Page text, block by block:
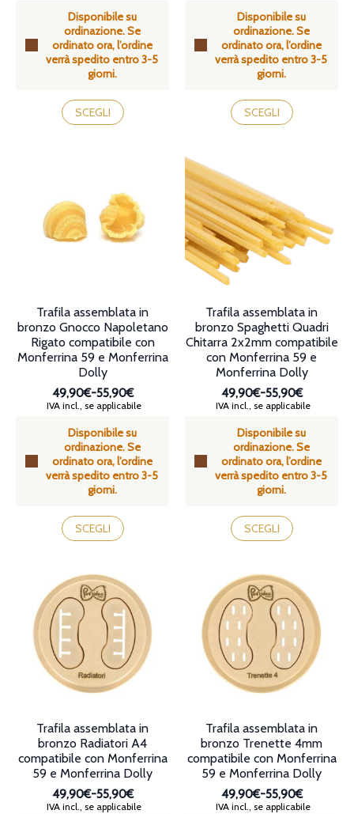
Disponibile su
ordinazione. Se
ordinato ora, l’ordine
verrà spedito entro 3-5
giorni.
prezzo:
da
49,90€
a
55,90€
SCEGLI
Questo
prodotto
ha
possono
essere
scelte
nella
Disponibile su
ordinazione. Se
ordinato ora, l’ordine
verrà spedito entro 3-5
giorni.
prezzo:
da
49,90€
a
55,90€
SCEGLI
Questo
prodotto
ha
opzioni
possono
essere
scelte
nella
pagina
del
Disponibile su
ordinazione. Se
ordinato ora, l’ordine
verrà spedito entro 3-5
giorni.
Trafila assemblata in
bronzo Gnocco Napoletano
Rigato compatibile con
Monferrina 59 e Monferrina
Dolly
49,90€-55,90€
Fascia
prezzo:
da
49,90€
a
55,90€
IVA incl., se applicabile
SCEGLI
Questo
prodotto
ha
varianti.
Le
opzioni
possono
essere
scelte
nella
pagina
del
Disponibile su
ordinazione. Se
ordinato ora, l’ordine
verrà spedito entro 3-5
giorni.
Trafila assemblata in
bronzo Spaghetti Quadri
Chitarra 2x2mm compatibile
con Monferrina 59 e
Monferrina Dolly
49,90€-55,90€
Fascia
prezzo:
da
49,90€
a
55,90€
IVA incl., se applicabile
SCEGLI
Questo
prodotto
ha
varianti.
Le
opzioni
possono
essere
scelte
nella
pagina
del
Trafila assemblata in
bronzo Radiatori A4
compatibile con Monferrina
59 e Monferrina Dolly
49,90€-55,90€
Fascia
IVA incl., se applicabile
Trafila assemblata in
bronzo Trenette 4mm
compatibile con Monferrina
59 e Monferrina Dolly
49,90€-55,90€
Fascia
IVA incl., se applicabile